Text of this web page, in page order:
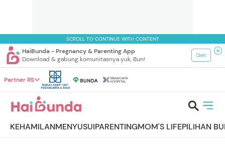
SCROLL TO CONTINUE WITH CONTENT
HaiBunda - Pregnancy & Parenting App
Download & gabung komunitasnya yuk, Bun!
Get
Partner RS
KEHAMILANMENYUSUIPARENTINGMOM'S LIFEPILIHAN